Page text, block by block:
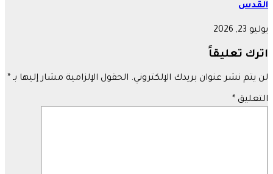
القدس
يوليو 23, 2026
اترك تعليقاً
لن يتم نشر عنوان بريدك الإلكتروني. الحقول الإلزامية مشار إليها بـ *
التعليق *